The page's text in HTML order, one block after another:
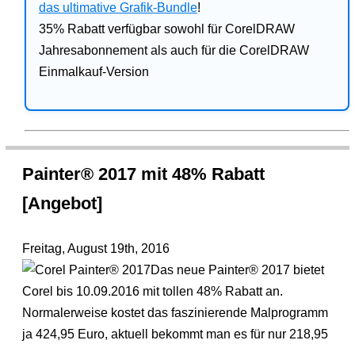
das ultimative Grafik-Bundle!
35% Rabatt verfügbar sowohl für CorelDRAW
Jahresabonnement als auch für die CorelDRAW
Einmalkauf-Version
Painter® 2017 mit 48% Rabatt
[Angebot]
Freitag, August 19th, 2016
Das neue Painter® 2017 bietet
Corel bis 10.09.2016 mit tollen 48% Rabatt an.
Normalerweise kostet das faszinierende Malprogramm
ja 424,95 Euro, aktuell bekommt man es für nur 218,95